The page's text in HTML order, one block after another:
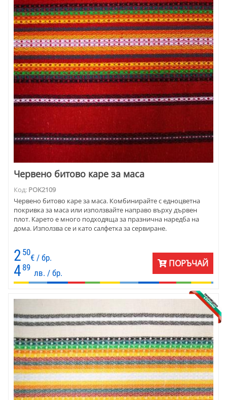
Червено битово каре за маса
Код: POK2109
Червено битово каре за маса. Комбинирайте с едноцветна
покривка за маса или използвайте направо върху дървен
плот. Карето е много подходяща за празнична наредба на
дома. Използва се и като салфетка за сервиране.
2 50
€ / бр.
4 89
лв. / бр.
ПОРЪЧАЙ